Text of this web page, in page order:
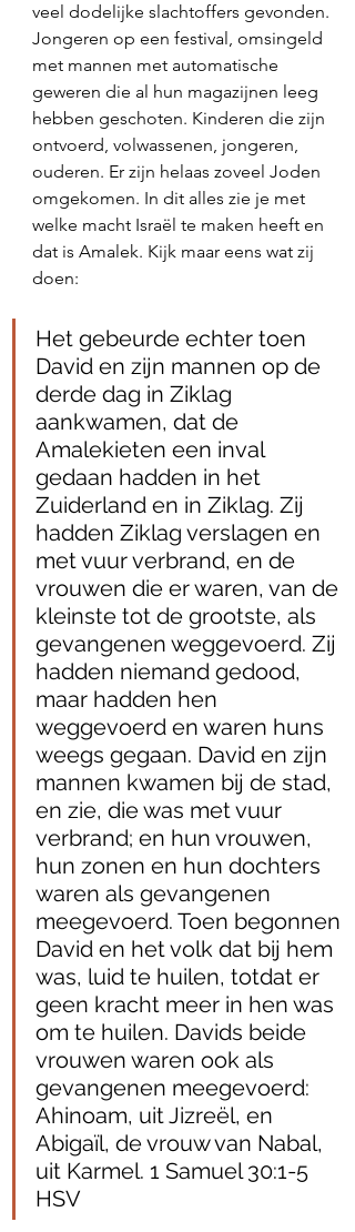
veel dodelijke slachtoffers gevonden.
Jongeren op een festival, omsingeld
met mannen met automatische
geweren die al hun magazijnen leeg
hebben geschoten. Kinderen die zijn
ontvoerd, volwassenen, jongeren,
ouderen. Er zijn helaas zoveel Joden
omgekomen. In dit alles zie je met
welke macht Israël te maken heeft en
dat is Amalek. Kijk maar eens wat zij
doen:
Het gebeurde echter toen
David en zijn mannen op de
derde dag in Ziklag
aankwamen, dat de
Amalekieten een inval
gedaan hadden in het
Zuiderland en in Ziklag. Zij
hadden Ziklag verslagen en
met vuur verbrand, en de
vrouwen die er waren, van de
kleinste tot de grootste, als
gevangenen weggevoerd. Zij
hadden niemand gedood,
maar hadden hen
weggevoerd en waren huns
weegs gegaan. David en zijn
mannen kwamen bij de stad,
en zie, die was met vuur
verbrand; en hun vrouwen,
hun zonen en hun dochters
waren als gevangenen
meegevoerd. Toen begonnen
David en het volk dat bij hem
was, luid te huilen, totdat er
geen kracht meer in hen was
om te huilen. Davids beide
vrouwen waren ook als
gevangenen meegevoerd:
Ahinoam, uit Jizreël, en
Abigaïl, de vrouw van Nabal,
uit Karmel. ‭‭1 Samuel‬ ‭30:1‭-‬5‬
‭HSV‬‬